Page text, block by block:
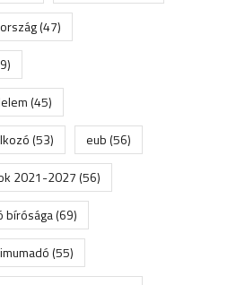
(47)
(45)
(53) eub(56)
2021-2027(56)
bírósága(69)
(55)